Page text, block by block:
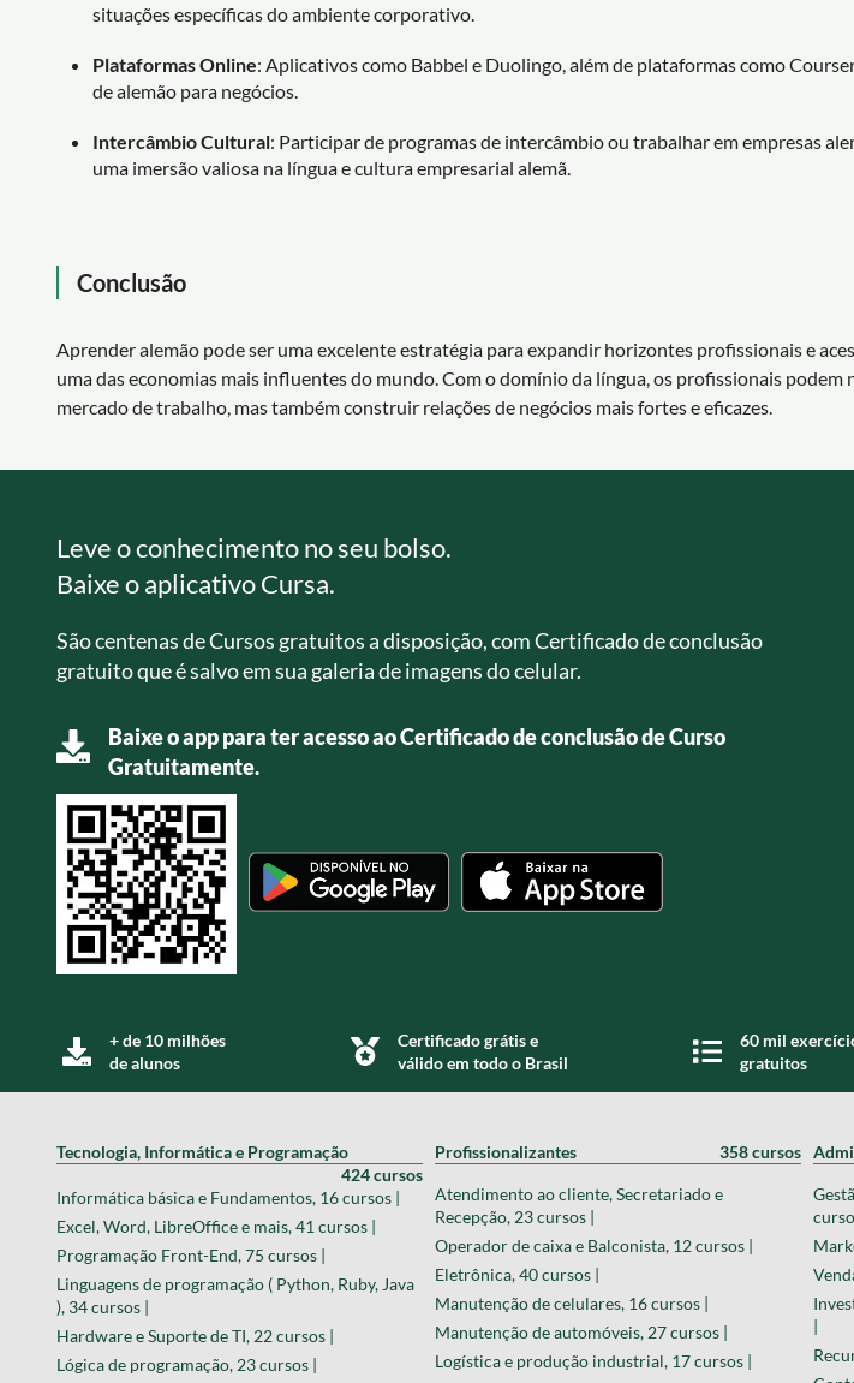
situações específicas do ambiente corporativo.
Plataformas Online: Aplicativos como Babbel e Duolingo, além de plataformas como
de alemão para negócios.
Intercâmbio Cultural: Participar de programas de intercâmbio ou trabalhar em empresas
uma imersão valiosa na língua e cultura empresarial alemã.
Conclusão
Aprender alemão pode ser uma excelente estratégia para expandir horizontes profissionais e
uma das economias mais influentes do mundo. Com o domínio da língua, os profissionais podem
mercado de trabalho, mas também construir relações de negócios mais fortes e eficazes.
Leve o conhecimento no seu bolso.
Baixe o aplicativo Cursa.
São centenas de Cursos gratuitos a disposição, com Certificado de conclusão
gratuito que é salvo em sua galeria de imagens do celular.
Baixe o app para ter acesso ao Certificado de conclusão de Curso
Gratuitamente.
+ de 10 milhões
de alunos
Certificado grátis e
válido em todo o Brasil
60 mil
gratuitos
Tecnologia, Informática e Programação
424 cursos
Informática básica e Fundamentos, 16 cursos |
Excel, Word, LibreOffice e mais, 41 cursos |
Programação Front-End, 75 cursos |
Linguagens de programação ( Python, Ruby, Java
), 34 cursos |
Hardware e Suporte de TI, 22 cursos |
Lógica de programação, 23 cursos |
Profissionalizantes 358 cursos
Atendimento ao cliente, Secretariado e
Recepção, 23 cursos |
Operador de caixa e Balconista, 12 cursos |
Eletrônica, 40 cursos |
Manutenção de celulares, 16 cursos |
Manutenção de automóveis, 27 cursos |
Logística e produção industrial, 17 cursos |
|